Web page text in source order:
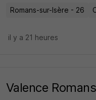
Romans-sur-Isère - 26
il y a 21 heures
Valence